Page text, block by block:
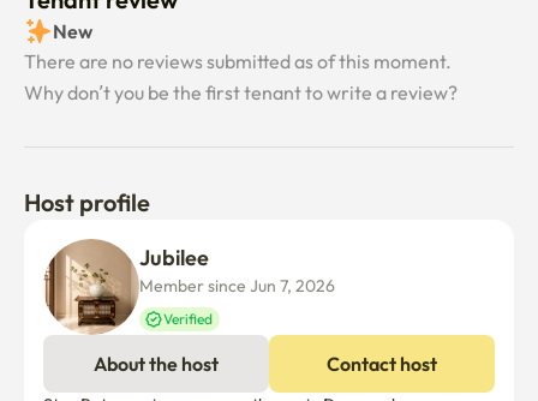
N서울타워 낙산공원 성곽길 청계천 야간 산책 한강공원 야경 감상
🛍 서울 쇼핑 & 핫플레이스 투어
원하시는 경우 서울 여행 일정과 교통편, 맛집, 카페 코스를 무료로
추천해 드립니다.
【숙소 이용 안내】
• 반려동물 동반은 불가합니다.
• 예약 인원 외 방문객 및 숙박은 금지됩니다.
• 실내 전 구역 금연입니다.
New
There are no reviews submitted as of this moment.
Why don’t you be the first tenant to write a review?
Host profile
Member since Jun 7, 2026
Verified
About the host Contact host